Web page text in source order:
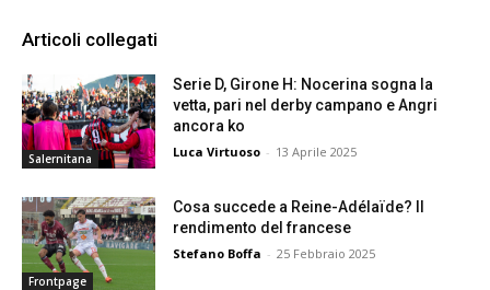
Articoli collegati
Salernitana
Serie D, Girone H: Nocerina sogna la
vetta, pari nel derby campano e Angri
ancora ko
Luca Virtuoso - 13 Aprile 2025
Frontpage
Cosa succede a Reine-Adélaïde? Il
rendimento del francese
Stefano Boffa - 25 Febbraio 2025